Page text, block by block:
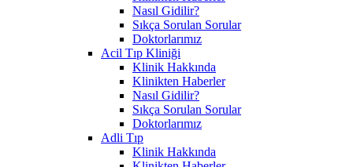
Nasıl Gidilir?
Sıkça Sorulan Sorular
Doktorlarımız
Acil Tıp Kliniği
Klinik Hakkında
Klinikten Haberler
Nasıl Gidilir?
Sıkça Sorulan Sorular
Doktorlarımız
Adli Tıp
Klinik Hakkında